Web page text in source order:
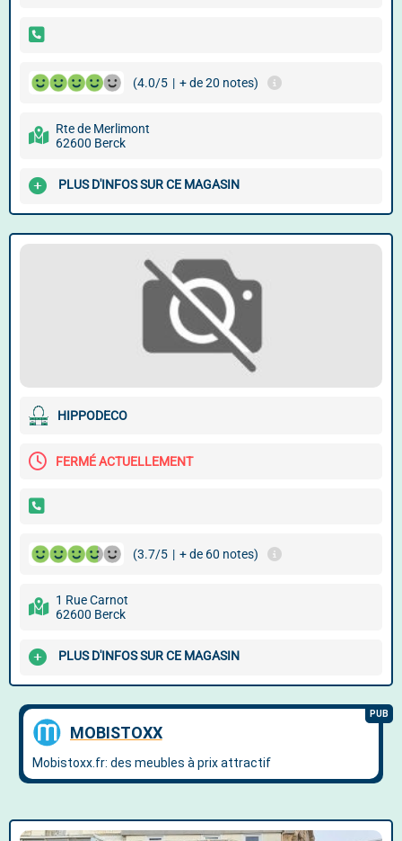
(4.0/5 | + de 20 notes)
Rte de Merlimont
62600 Berck
PLUS D'INFOS SUR CE MAGASIN
HIPPODECO
FERMÉ ACTUELLEMENT
(3.7/5 | + de 60 notes)
1 Rue Carnot
62600 Berck
PLUS D'INFOS SUR CE MAGASIN